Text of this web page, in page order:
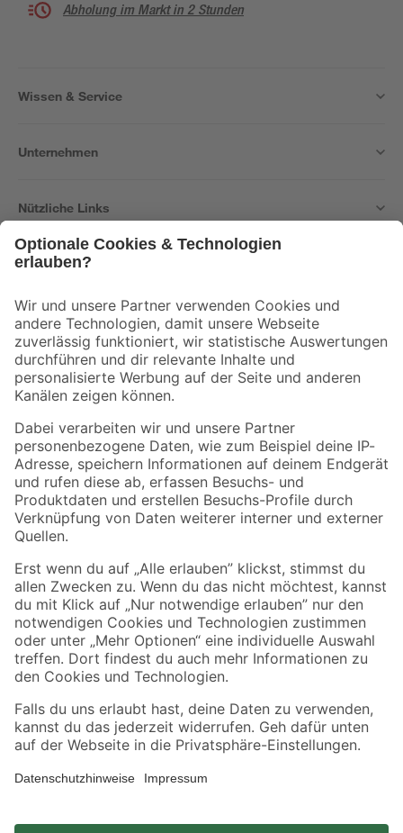
Abholung im Markt in 2 Stunden
Wissen & Service
Unternehmen
Nützliche Links
Der toom Newsletter: Keine Angebote und Aktionen mehr verpassen!
Zur Newsletter Anmeldung
Folge uns
Zahlungsarten Versandarten
Sicher einkaufen
Jetzt die toom-App herunterladen
Alle Preisangaben in EUR inkl. gesetzl. MwSt.. Die dargestellten Angebote sind unter
Umständen nicht in allen Märkten verfügbar. Die angegebenen Verfügbarkeiten beziehen
Produkte nur solange der Vorrat reicht.
*Paketversand ab 59 € versandkostenfrei, gilt nicht für Artikel mit Speditionsversand, hier